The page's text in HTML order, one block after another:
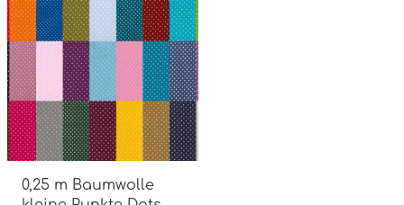
0,25 m Baumwolle